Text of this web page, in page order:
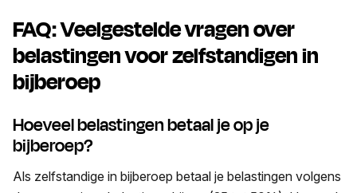
FAQ: Veelgestelde vragen over
belastingen voor zelfstandigen in
bijberoep
Hoeveel belastingen betaal je op je
bijberoep?
Als zelfstandige in bijberoep betaal je belastingen volgens